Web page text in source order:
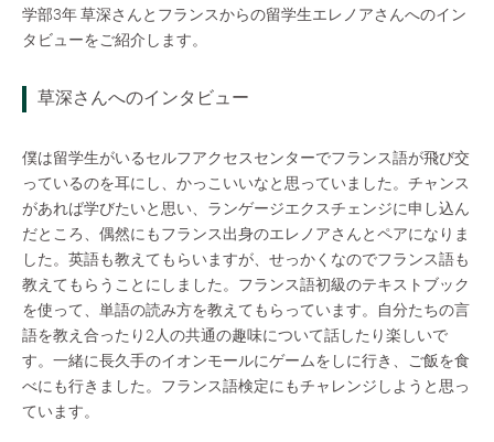
学部3年 草深さんとフランスからの留学生エレノアさんへのイン
タビューをご紹介します。
草深さんへのインタビュー
僕は留学生がいるセルフアクセスセンターでフランス語が飛び交
っているのを耳にし、かっこいいなと思っていました。チャンス
があれば学びたいと思い、ランゲージエクスチェンジに申し込ん
だところ、偶然にもフランス出身のエレノアさんとペアになりま
した。英語も教えてもらいますが、せっかくなのでフランス語も
教えてもらうことにしました。フランス語初級のテキストブック
を使って、単語の読み方を教えてもらっています。自分たちの言
語を教え合ったり2人の共通の趣味について話したり楽しいで
す。一緒に長久手のイオンモールにゲームをしに行き、ご飯を食
べにも行きました。フランス語検定にもチャレンジしようと思っ
ています。